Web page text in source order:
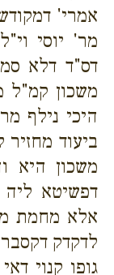
אמרי'
מר' יוסי
דס"ד דלא
משכון קמ"ל
היכי נילף
ביעוד
משכון היא
דפשיטא ליה
אלא מחמת
לדקדק
גופו קנוי